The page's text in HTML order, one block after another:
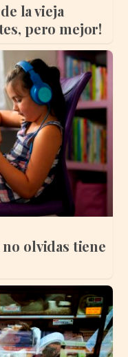
la vieja
pero mejor!
olvidas tiene